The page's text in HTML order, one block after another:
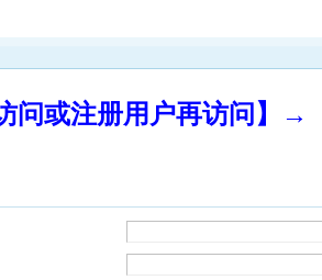
问或注册用户再访问】→